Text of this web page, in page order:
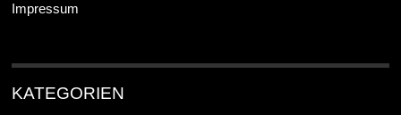
Impressum
KATEGORIEN